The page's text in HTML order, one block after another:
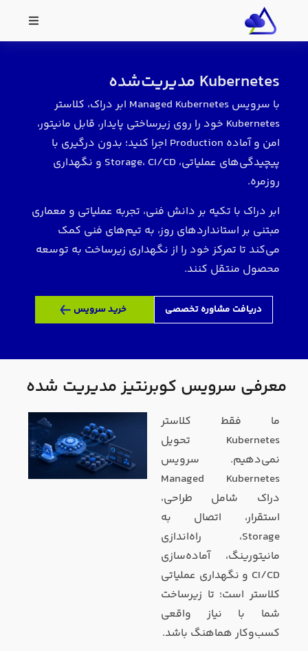
Kubernetes مدیریت‌شده
با سرویس Managed Kubernetes ابر دراک، کلاستر
Kubernetes خود را روی زیرساختی پایدار، قابل مانیتور،
امن و آماده Production اجرا کنید؛ بدون درگیری با
پیچیدگی‌های عملیاتی، Storage، CI/CD و نگهداری
روزمره.
ابر دراک با تکیه بر دانش فنی، تجربه عملیاتی و معماری
مبتنی بر استانداردهای روز، به تیم‌های فنی کمک
می‌کند تا تمرکز خود را از نگهداری زیرساخت به توسعه
محصول منتقل کنند.
دریافت مشاوره تخصصی خرید سرویس
معرفی سرویس کوبرنتیز مدیریت شده
ما فقط کلاستر
Kubernetes تحویل
نمی‌دهیم. سرویس
Managed Kubernetes
دراک شامل طراحی،
استقرار، اتصال به
Storage، راه‌اندازی
مانیتورینگ، آماده‌سازی
CI/CD و نگهداری عملیاتی
کلاستر است؛ تا زیرساخت
شما با نیاز واقعی
کسب‌وکار هماهنگ باشد.